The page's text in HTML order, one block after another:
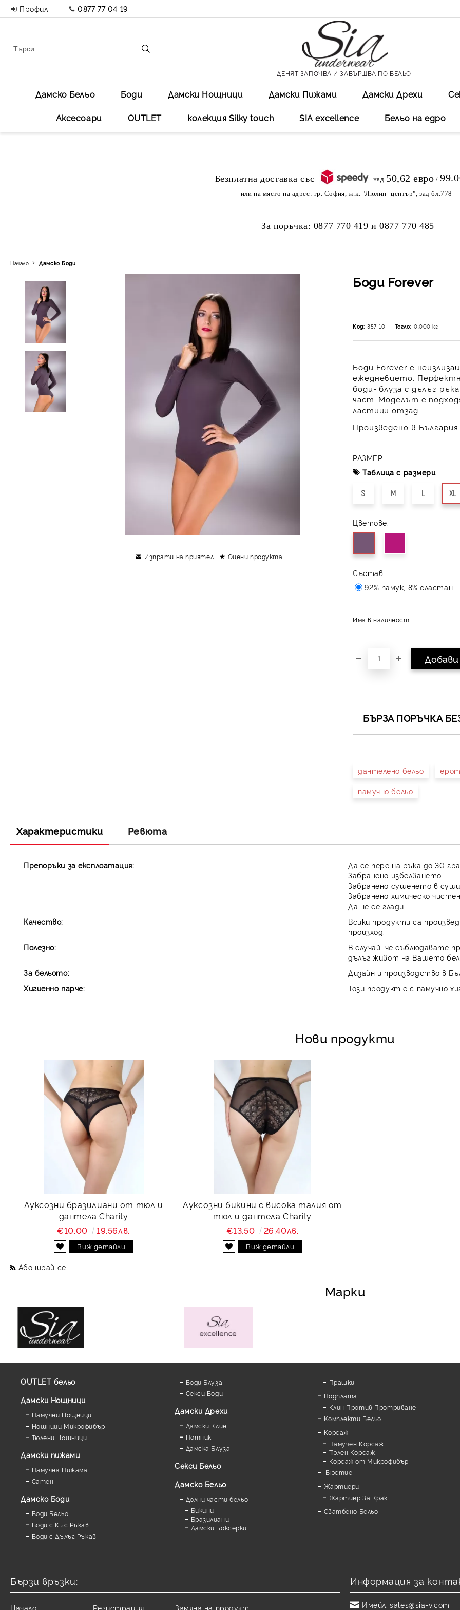
Профил 0877 77 04 19
ДЕНЯТ ЗАПОЧВА И ЗАВЪРШВА ПО БЕЛЬО!
Дамско Бельо Боди Дамски Нощници Дамски Пижами Дамски Дрехи
Аксесоари OUTLET колекция Silky touch SIA excellеnce Бельо на едро
над 50,62 евро /
или на място на адрес: гр. София, ж.к. "Люлин- център", зад бл.778
За поръчка: 0877 770 419 и0877 770 485
Начало Дамскo Боди
Боди Forever
Код: 357-10 Тегло: 0.000 кг
Боди Forever е
ежедневието.
боди- блуза с дълъг
част. Моделът е
ластици отзад.
Произведено в
РАЗМЕР:
Таблица с размери
S M L XL
Цветове:
Състав:
92% памук, 8% еластан
Има в наличност
БЪРЗА ПОРЪЧКА
Съгласен съм с
дантелено бельо
памучно бельо
Изпрати на приятел Оцени продукта
Характеристики Ревюта
Препоръки за експлоатация:
Да се пере на ръка до 30
Забранено избелването.
Забранено сушенето в
Забранено химическо
Да не се глади.
Качество:
Всики продукти са
произход.
Полезно:
В случай, че съблюдавате
дълъг живот на Вашето
За бельото:
Дизайн и производство в
Хигиенно парче:
Този продукт е с памучно
Нови продукти
Луксозни бразилиани от тюл и
дантела Charity
€10.00
19.56лв.
Виж детайли
Луксозни бикини с висока талия от
тюл и дантела Charity
€13.50
26.40лв.
Виж детайли
Абонирай се
Марки
OUTLET бельо
Дамски Нощници
Памучни Нощници
Нощници Микрофибър
Тюлени Нощници
Дамски пижами
Памучна Пижама
Сатен
Дамскo Боди
Боди Бельо
Боди с Къс Ръкав
Боди с Дълъг Ръкав
Боди Блуза
Секси Боди
Дамски Дрехи
Дамски Клин
Потник
Дамска Блуза
Секси Бельо
Дамско Бельо
Долни части бельо
Бикини
Бразилиани
Дамски Боксерки
Прашки
Подплата
Клин Против Протриване
Комплекти Бельо
Корсаж
Памучен Корсаж
Тюлен Корсаж
Корсаж от Микрофибър
Бюстие
Жартиери
Жартиер За Крак
Сватбено Бельо
Бързи връзки:
Начало Регистрация Замяна на продукт
Информация за
Имейл: sales@sia-v.com